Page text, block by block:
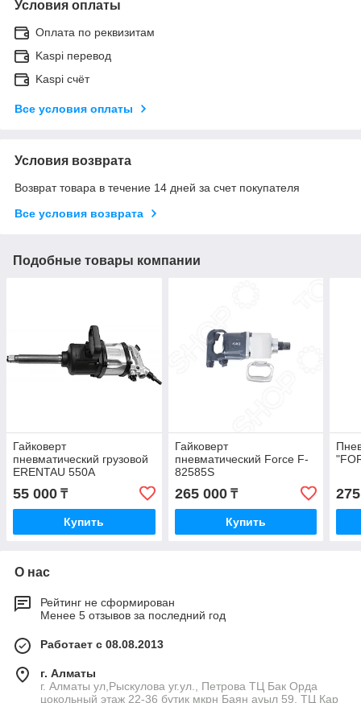
Условия оплаты
Оплата по реквизитам
Kaspi перевод
Kaspi счёт
Все условия оплаты
Условия возврата
Возврат товара в течение 14 дней за счет покупателя
Все условия возврата
Подобные товары компании
Гайковерт
пневматический грузовой
ERENTAU 550A
55 000 ₸
Купить
Гайковерт
пневматический Force F-
82585S
265 000₸
Купить
О нас
Рейтинг не сформирован
Менее 5 отзывов за последний год
Работает с 08.08.2013
г. Алматы
г. Алматы ул,Рыскулова уг.ул., Петрова ТЦ Бак Орда
цокольный этаж 22-36 бутик мкрн Баян ауыл 59, ТЦ Кар